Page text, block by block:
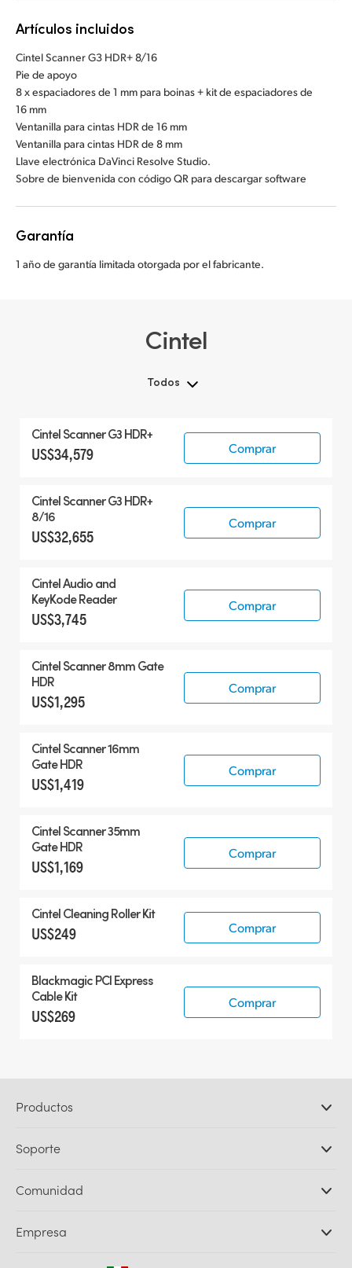
Artículos incluidos
Cintel Scanner G3 HDR+ 8/16
Pie de apoyo
8 x espaciadores de 1 mm para boinas + kit de espaciadores de
16 mm
Ventanilla para cintas HDR de 16 mm
Ventanilla para cintas HDR de 8 mm
Llave electrónica DaVinci Resolve Studio.
Sobre de bienvenida con código QR para descargar software
Garantía
1 año de garantía limitada otorgada por el fabricante.
Cintel
Todos
Cintel Scanner G3 HDR+
US$34,579 Comprar
Cintel Scanner G3 HDR+
8/16
US$32,655
Comprar
Cintel Audio and
KeyKode Reader
US$3,745
Comprar
Cintel Scanner 8mm Gate
HDR
US$1,295
Comprar
Cintel Scanner 16mm
Gate HDR
US$1,419
Comprar
Cintel Scanner 35mm
Gate HDR
US$1,169
Comprar
Cintel Cleaning Roller Kit
US$249 Comprar
Blackmagic PCI Express
Cable Kit
US$269
Comprar
Productos
DaVinci Resolve y Fusion
Ultimatte
Captura y reproducción
Soporte
Centro de soporte técnico
Comunidad
Empresa